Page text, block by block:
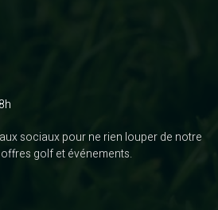
sociaux pour ne rien louper de notre
golf et événements.